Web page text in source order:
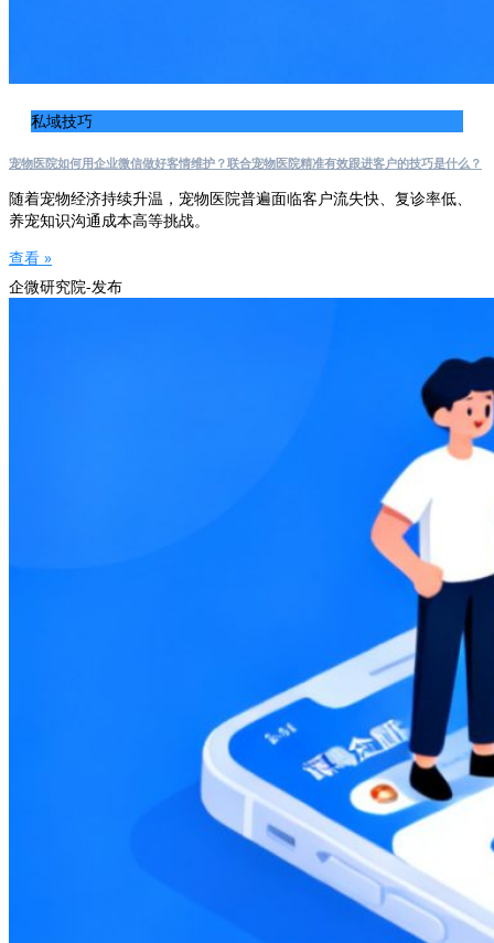
私域技巧
宠物医院如何用企业微信做好客情维护？联合宠物医院精准有效跟进客户的技巧是什么？
随着宠物经济持续升温，宠物医院普遍面临客户流失快、复诊率低、
养宠知识沟通成本高等挑战。
查看 »
企微研究院-发布